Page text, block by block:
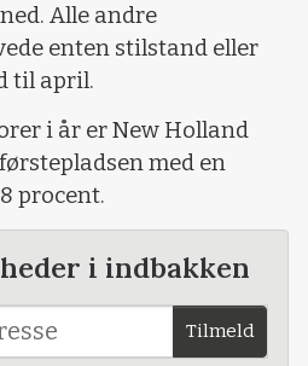
Alle andre
enten stilstand eller
til april.
i år er New Holland
med en
procent.
i indbakken
Tilmeld